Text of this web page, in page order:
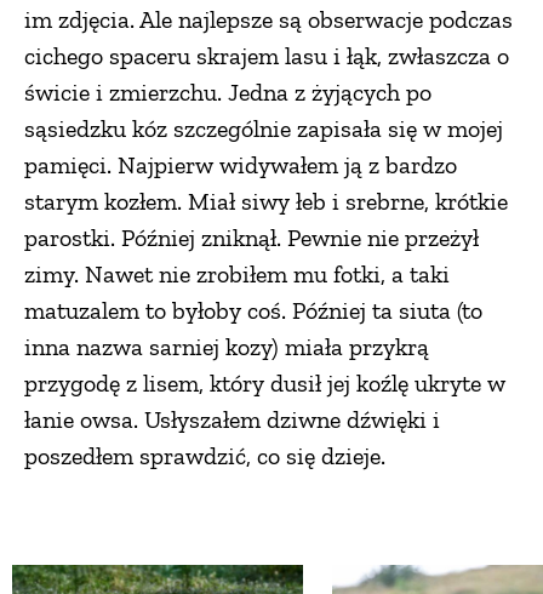
im zdjęcia. Ale najlepsze są obserwacje podczas
cichego spaceru skrajem lasu i łąk, zwłaszcza o
świcie i zmierzchu. Jedna z żyjących po
sąsiedzku kóz szczególnie zapisała się w mojej
pamięci. Najpierw widywałem ją z bardzo
starym kozłem. Miał siwy łeb i srebrne, krótkie
parostki. Później zniknął. Pewnie nie przeżył
zimy. Nawet nie zrobiłem mu fotki, a taki
matuzalem to byłoby coś. Później ta siuta (to
inna nazwa sarniej kozy) miała przykrą
przygodę z lisem, który dusił jej koźlę ukryte w
łanie owsa. Usłyszałem dziwne dźwięki i
poszedłem sprawdzić, co się dzieje.